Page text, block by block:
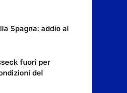
Spagna: addio al
fuori per
del